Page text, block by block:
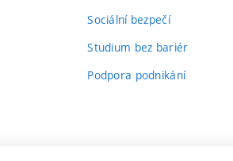
Sociální bezpečí
Studium bez bariér
Podpora podnikání